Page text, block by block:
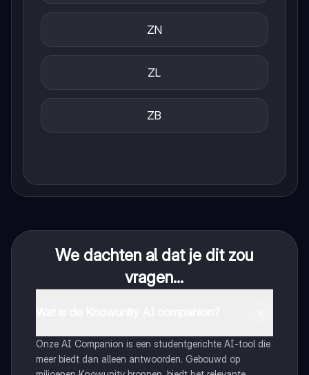
ZN
ZL
ZB
We dachten al dat je dit zou
vragen...
Onze AI Companion is een studentgerichte AI-tool die
meer biedt dan alleen antwoorden. Gebouwd op